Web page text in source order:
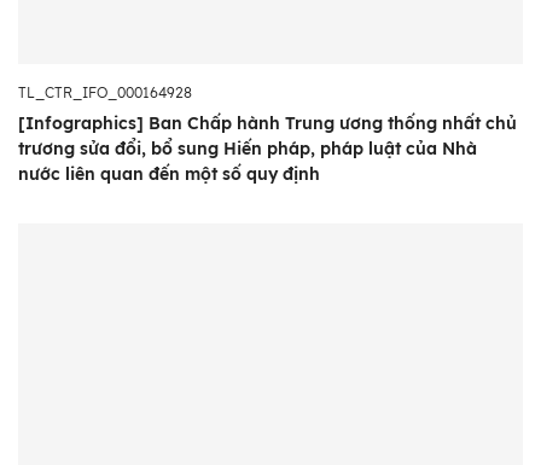
TL_CTR_IFO_000164928
[Infographics] Ban Chấp hành Trung ương thống nhất chủ
trương sửa đổi, bổ sung Hiến pháp, pháp luật của Nhà
nước liên quan đến một số quy định